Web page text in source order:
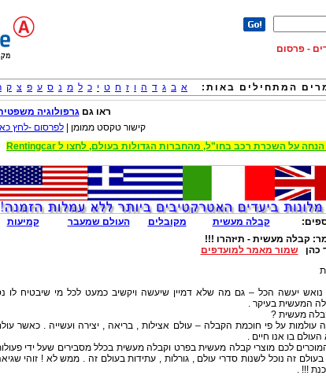
- פרסום
המתחילים באות: א ב ג ד ה ו ז ח ט י כ ל מ נ ס ע פ צ ק
ראו גםגרפולוגיה
קישור טקסט ממומן |לפרסום -לחץ
קבלה מעשית מקובלים העולם שמעבר
קמיעות
קבלה מעשית - תיזהרו !!!
כהןשמור מאמר למועדפים
יעשה הכל – גם מה שלא דמיין שיעשה ויקשיב כמעט לכל מי שיבטיח לו
המעשית בעיקר .
מעשית ?
עולמות על פי חוכמת הקבלה – עולם אצילות , בריאה , יצירה ועשייה . כאשר
בו אנו חיים .
לכם מוצרי קבלה מעשית בפרט וקבלה מעשית בכלל מסבירים שעל ידי
בעולם זה נוכל לשנות סדרי עולם , גורלות , עתידות בעולם זה . ממש לא ! זוהי
!!! .